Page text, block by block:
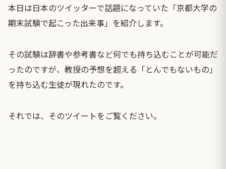
本日は日本のツイッターで話題になっていた「京都大学の
期末試験で起こった出来事」を紹介します。
その試験は辞書や参考書など何でも持ち込むことが可能だ
ったのですが、教授の予想を超える「とんでもないもの」
を持ち込む生徒が現れたのです。
それでは、そのツイートをご覧ください。